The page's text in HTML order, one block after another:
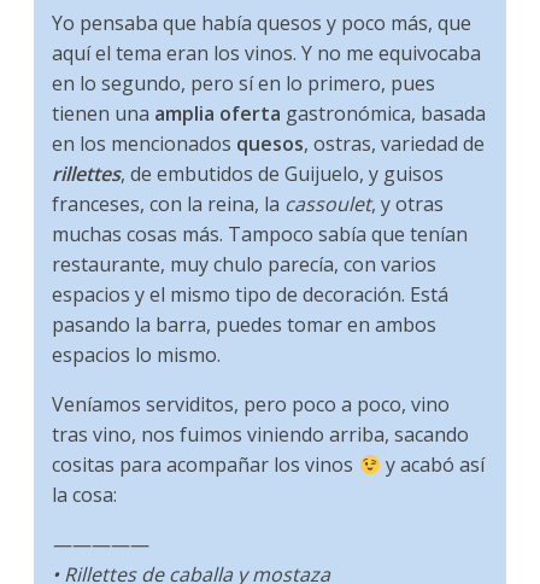
Yo pensaba que había quesos y poco más, que
aquí el tema eran los vinos. Y no me equivocaba
en lo segundo, pero sí en lo primero, pues
tienen una amplia oferta gastronómica, basada
en los mencionados quesos, ostras, variedad de
rillettes, de embutidos de Guijuelo, y guisos
franceses, con la reina, la cassoulet, y otras
muchas cosas más. Tampoco sabía que tenían
restaurante, muy chulo parecía, con varios
espacios y el mismo tipo de decoración. Está
pasando la barra, puedes tomar en ambos
espacios lo mismo.
Veníamos serviditos, pero poco a poco, vino
tras vino, nos fuimos viniendo arriba, sacando
cositas para acompañar los vinos
y acabó así
la cosa:
—————
• Rillettes de caballa y mostaza